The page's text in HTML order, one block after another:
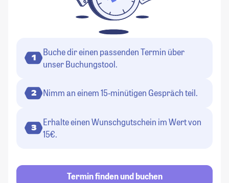
1
Buche dir einen passenden Termin über
unser Buchungstool.
2 Nimm an einem 15-minütigen Gespräch teil.
3
Erhalte einen Wunschgutschein im Wert von
15€.
Termin finden und buchen